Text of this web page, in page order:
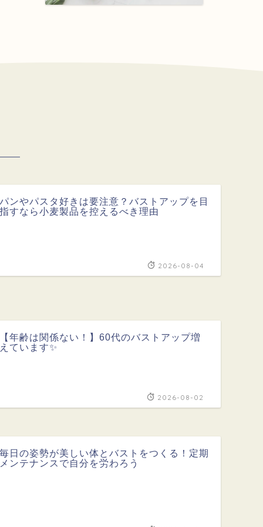
パンやパスタ好きは要注意？バストアップを目
指すなら小麦製品を控えるべき理由
2026-08-04
【年齢は関係ない！】60代のバストアップ増
えています✨
2026-08-02
毎日の姿勢が美しい体とバストをつくる！定期
メンテナンスで自分を労わろう